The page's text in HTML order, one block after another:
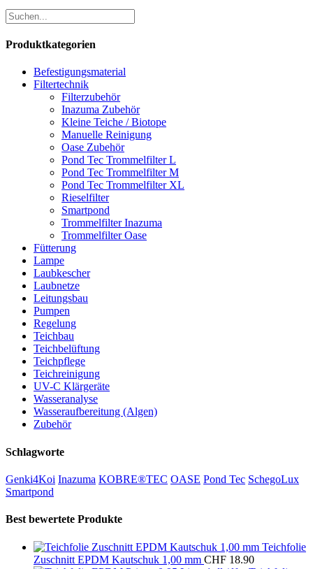
Produktkategorien
Befestigungsmaterial
Filtertechnik
Filterzubehör
Inazuma Zubehör
Kleine Teiche / Biotope
Manuelle Reinigung
Oase Zubehör
Pond Tec Trommelfilter L
Pond Tec Trommelfilter M
Pond Tec Trommelfilter XL
Rieselfilter
Smartpond
Trommelfilter Inazuma
Trommelfilter Oase
Fütterung
Lampe
Laubkescher
Laubnetze
Leitungsbau
Pumpen
Regelung
Teichbau
Teichbelüftung
Teichpflege
Teichreinigung
UV-C Klärgeräte
Wasseranalyse
Wasseraufbereitung (Algen)
Zubehör
Schlagworte
Genki4Koi Inazuma KOBRE®TEC OASE Pond Tec SchegoLux
Smartpond
Best bewertete Produkte
Teichfolie
Zuschnitt EPDM Kautschuk 1,00 mm CHF 18.90